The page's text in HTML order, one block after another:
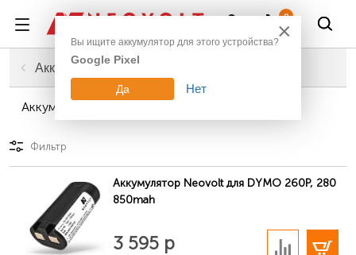
0
Главная
Компьютерная техника
Аккумуляторы для принтеров
Аккумуляторы для принтеров Dymo
Фильтр
Аккумулятор Neovolt для DYMO 260P, 280
850mah
3 595 р
×
Вы ищите аккумулятор для этого устройства?
Google Pixel
Да Нет